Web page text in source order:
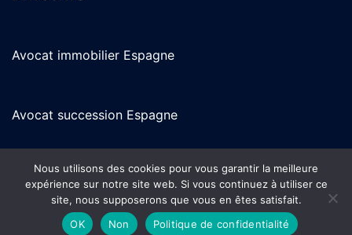
Avocat immobilier Espagne
Avocat succession Espagne
Avocat en Espagne parlant français
Nous utilisons des cookies pour vous garantir la meilleure
expérience sur notre site web. Si vous continuez à utiliser ce
site, nous supposerons que vous en êtes satisfait.
OK
Non Politique de confidentialité